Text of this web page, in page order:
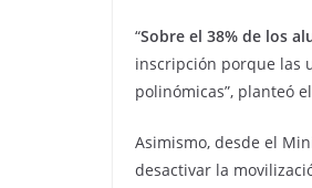
“Sobre el 38% de los
inscripción porque las
polinómicas”, planteó
Asimismo, desde el
desactivar la